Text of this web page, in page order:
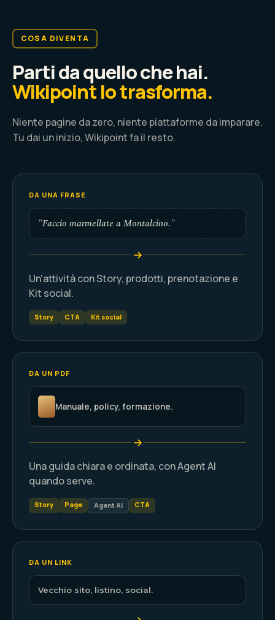
COSA DIVENTA
Parti da quello che hai.
Wikipoint lo trasforma.
Niente pagine da zero, niente piattaforme da imparare.
Tu dai un inizio, Wikipoint fa il resto.
DA UNA FRASE
"Faccio marmellate a Montalcino."
Un'attività con Story, prodotti, prenotazione e
Kit social.
Story CTA Kit social
DA UN PDF
Manuale, policy, formazione.
Una guida chiara e ordinata, con Agent AI
quando serve.
Story Page Agent AI CTA
DA UN LINK
Vecchio sito, listino, social.